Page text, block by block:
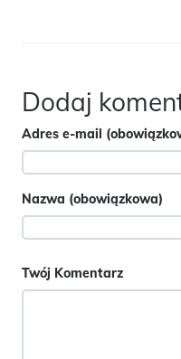
Dodaj
Twój Komentarz
Nazwa (obowiązkowa)
Adres e-mail